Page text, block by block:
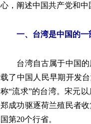
心，阐述中国共产党和中
一、台湾是中国的
台湾自古属于中国的历
载了中国人民早期开发
称“流求”的台湾。宋元
郑成功驱逐荷兰殖民者
国第20个行省。